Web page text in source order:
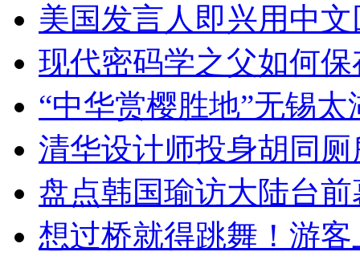
美国发言人即兴用中
现代密码学之父如何
“中华赏樱胜地”无锡
清华设计师投身胡同
盘点韩国瑜访大陆台
想过桥就得跳舞！游客